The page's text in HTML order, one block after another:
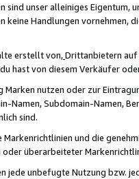
sind unser alleiniges
keine Handlungen vornehmen,
erstellt von,Drittanbietern auf
hast von diesem Verkäufer
Marken nutzen oder zur
Namen, Subdomain-Namen,
sind.
Markenrichtlinien und die
überarbeiteter
jede unbefugte Nutzung bzw.